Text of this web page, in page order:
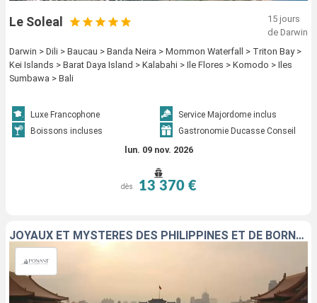
Le Soleal
15 jours
de Darwin
Darwin > Dili > Baucau > Banda Neira > Mommon Waterfall > Triton Bay >
Kei Islands > Barat Daya Island > Kalabahi > Ile Flores > Komodo > Iles
Sumbawa > Bali
Luxe Francophone
Service Majordome inclus
Boissons incluses
Gastronomie Ducasse Conseil
lun. 09 nov. 2026
dès 13 370 €
JOYAUX ET MYSTÈRES DES PHILIPPINES ET DE BORNÉO